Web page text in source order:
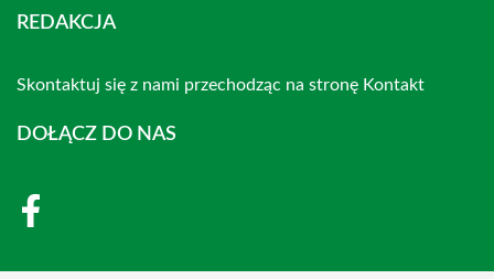
REDAKCJA
Skontaktuj się z nami przechodząc na stronę Kontakt
DOŁĄCZ DO NAS